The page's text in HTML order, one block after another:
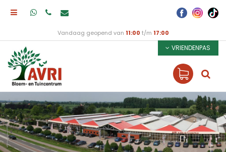
Vandaag geopend van 11:00 t/m 17:00
VRIENDENPAS